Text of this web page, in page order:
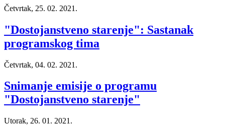
Četvrtak, 25. 02. 2021.
"Dostojanstveno starenje": Sastanak
programskog tima
Četvrtak, 04. 02. 2021.
Snimanje emisije o programu
"Dostojanstveno starenje"
Utorak, 26. 01. 2021.